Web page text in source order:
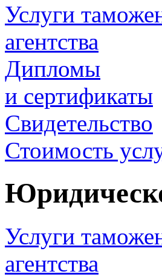
Услуги
агентства
Дипломы
и сертификаты
Свидетельство
Стоимость
Услуги
агентства